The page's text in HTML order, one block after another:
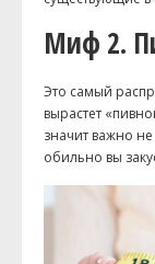
Миф 2.
Это самый
вырастет
значит важно не
обильно вы